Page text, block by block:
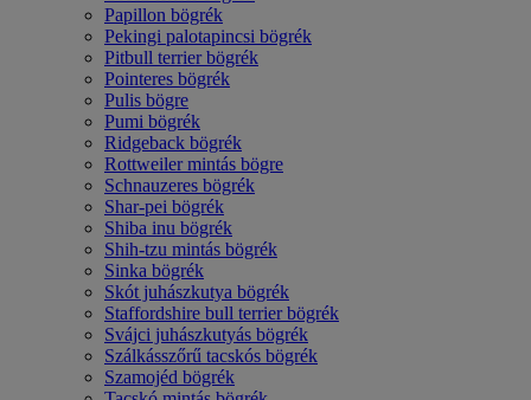
Papillon bögrék
Pekingi palotapincsi bögrék
Pitbull terrier bögrék
Pointeres bögrék
Pulis bögre
Pumi bögrék
Ridgeback bögrék
Rottweiler mintás bögre
Schnauzeres bögrék
Shar-pei bögrék
Shiba inu bögrék
Shih-tzu mintás bögrék
Sinka bögrék
Skót juhászkutya bögrék
Staffordshire bull terrier bögrék
Svájci juhászkutyás bögrék
Szálkásszőrű tacskós bögrék
Szamojéd bögrék